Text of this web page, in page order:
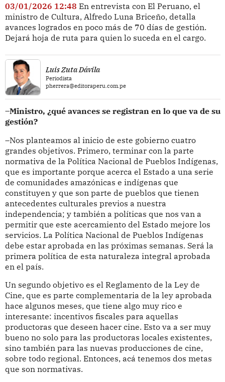
03/01/2026 12:48 En entrevista con El Peruano, el
ministro de Cultura, Alfredo Luna Briceño, detalla
avances logrados en poco más de 70 días de gestión.
Dejará hoja de ruta para quien lo suceda en el cargo.
Luis Zuta Dávila
Periodista
pherrera@editoraperu.com.pe
–Ministro, ¿qué avances se registran en lo que va de su
gestión?
–Nos planteamos al inicio de este gobierno cuatro
grandes objetivos. Primero, terminar con la parte
normativa de la Política Nacional de Pueblos Indígenas,
que es importante porque acerca el Estado a una serie
de comunidades amazónicas e indígenas que
constituyen y que son parte de pueblos que tienen
antecedentes culturales previos a nuestra
independencia; y también a políticas que nos van a
permitir que este acercamiento del Estado mejore los
servicios. La Política Nacional de Pueblos Indígenas
debe estar aprobada en las próximas semanas. Será la
primera política de esta naturaleza integral aprobada
en el país.
Un segundo objetivo es el Reglamento de la Ley de
Cine, que es parte complementaria de la ley aprobada
hace algunos meses, que tiene algo muy rico e
interesante: incentivos fiscales para aquellas
productoras que deseen hacer cine. Esto va a ser muy
bueno no solo para las productoras locales existentes,
sino también para las nuevas producciones de cine,
sobre todo regional. Entonces, acá tenemos dos metas
que son normativas.